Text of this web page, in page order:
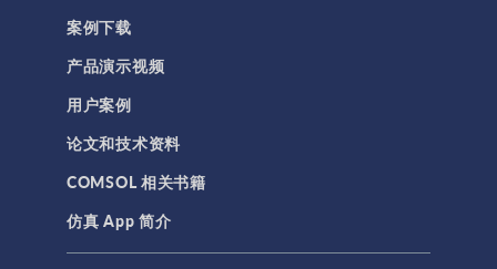
案例下载
产品演示视频
用户案例
论文和技术资料
COMSOL 相关书籍
仿真 App 简介